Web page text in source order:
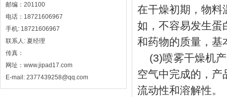
邮编：201100
电话：18721606967
手机: 18721606967
联系人: 夏经理
传真：
网址：www.jipad17.com
E-mail: 2377439258@qq.com
在干燥初期，物料
如，不容易发生蛋
和药物的质量，基
(3)喷雾干燥机产
空气中完成的，产
流动性和溶解性。